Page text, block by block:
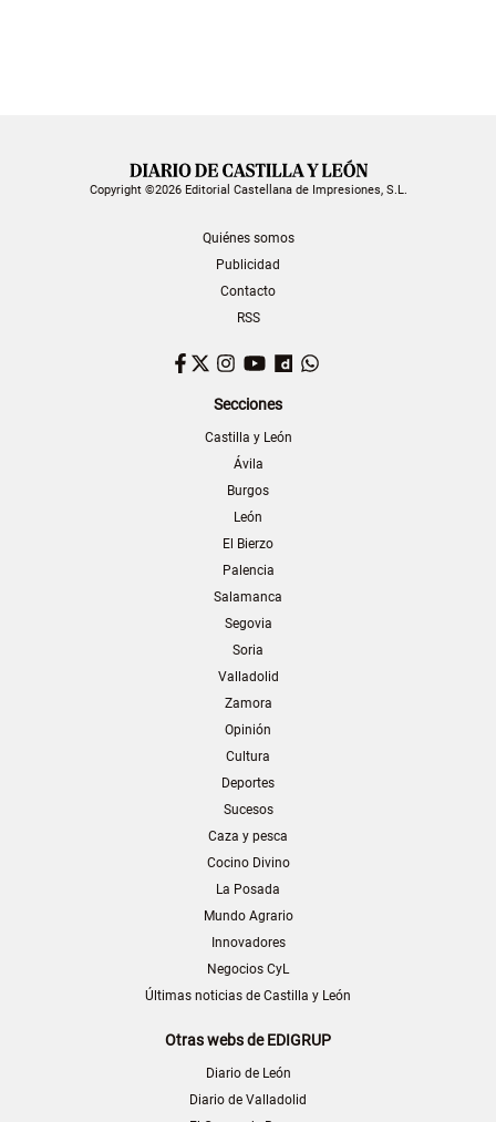
Copyright ©2026 Editorial Castellana de Impresiones, S.L.
Quiénes somos
Publicidad
Contacto
RSS
Facebook
TwitterInstagram
YouTubeDailymotion
Secciones
Castilla y León
Ávila
Burgos
León
El Bierzo
Palencia
Salamanca
Segovia
Soria
Valladolid
Zamora
Opinión
Cultura
Deportes
Sucesos
Caza y pesca
Cocino Divino
La Posada
Mundo Agrario
Innovadores
Negocios CyL
Últimas noticias de Castilla y León
Otras webs de EDIGRUP
Diario de León
Diario de Valladolid